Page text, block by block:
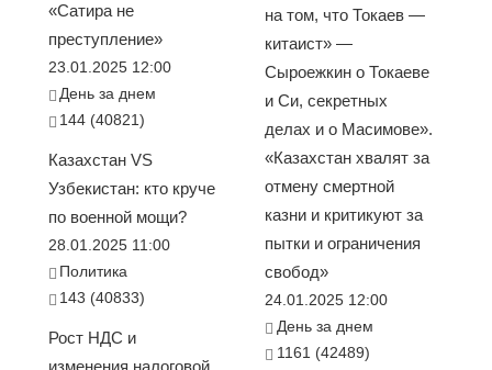
«Сатира не
преступление»
23.01.2025 12:00
День за днем
144 (40821)
Казахстан VS
Узбекистан: кто круче
по военной мощи?
28.01.2025 11:00
Политика
143 (40833)
Рост НДС и
на том, что Токаев —
китаист» —
Сыроежкин о Токаеве
и Си, секретных
делах и о Масимове».
«Казахстан хвалят за
отмену смертной
казни и критикуют за
пытки и ограничения
свобод»
24.01.2025 12:00
День за днем
1161 (42489)